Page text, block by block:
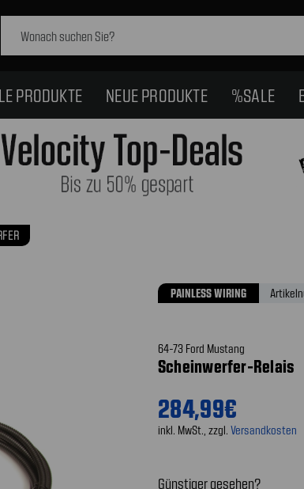
PRODUKTE NEUE PRODUKTE %SALE
PAINLESS WIRING
64-73 Ford Mustang
Scheinwerfer-Relais
284,99€
inkl. MwSt., zzgl. Versandkosten
Günstiger gesehen?